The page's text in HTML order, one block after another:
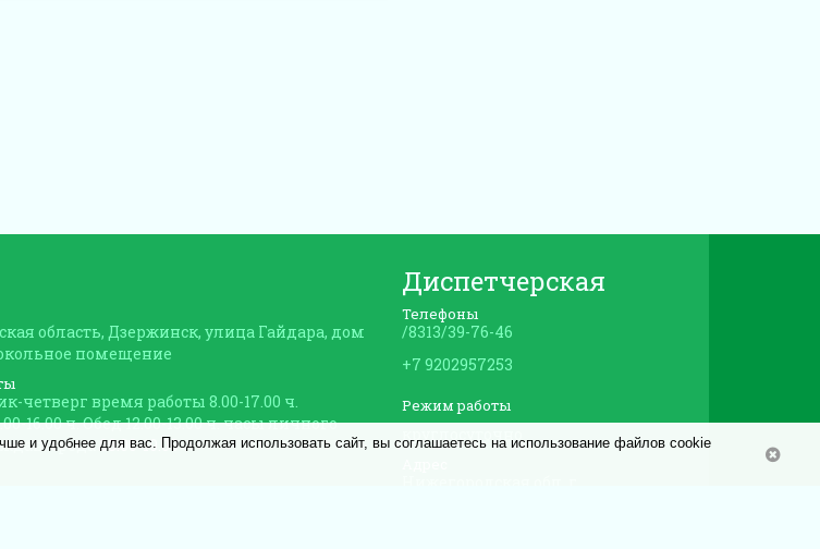
область, Дзержинск, улица Гайдара, дом
помещение
четверг время работы 8.00-17.00 ч.
16.00 ч. Обед 12.00-13.00 ч. часы личного
среда 08.00-10.00
Диспетчерская
Телефоны
/8313/39-76-46
+7 9202957253
Режим работы
и удобнее для вас. Продолжая использовать сайт, вы соглашаетесь на использование файлов cookie